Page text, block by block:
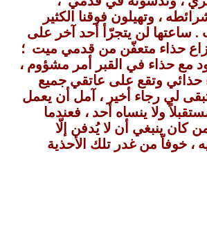
، وتهيلون فوقنا الكثير
. ساعتها لن يتجرّأ أحد آخر على
حذاء متعفّن من قدمي ميت ؛
مع حذاء في القبر أمر مشؤوم ،
حذائي وتقع على عاتقي جميع
لي رجاء أخير ، آمل أن يعمل
ولا ينساه أحد ، فعندما
كان ينبغي أن لا يُدفن إلّا
، خوفاّ من غدر تلك الأحذية